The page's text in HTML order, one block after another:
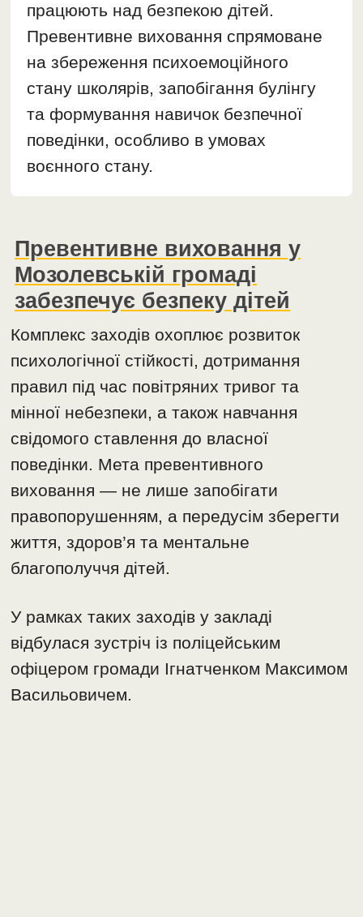
працюють над безпекою дітей.
Превентивне виховання спрямоване
на збереження психоемоційного
стану школярів, запобігання булінгу
та формування навичок безпечної
поведінки, особливо в умовах
воєнного стану.
Превентивне виховання у
Мозолевській громаді
забезпечує безпеку дітей
Комплекс заходів охоплює розвиток
психологічної стійкості, дотримання
правил під час повітряних тривог та
мінної небезпеки, а також навчання
свідомого ставлення до власної
поведінки. Мета превентивного
виховання — не лише запобігати
правопорушенням, а передусім зберегти
життя, здоров’я та ментальне
благополуччя дітей.
У рамках таких заходів у закладі
відбулася зустріч із поліцейським
офіцером громади Ігнатченком Максимом
Васильовичем.